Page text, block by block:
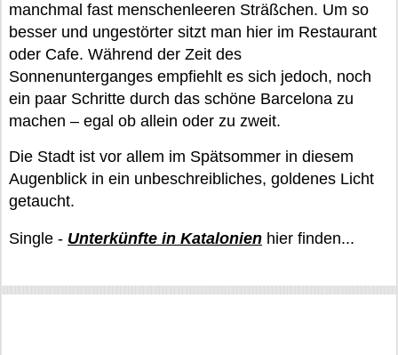
manchmal fast menschenleeren Sträßchen. Um so
besser und ungestörter sitzt man hier im Restaurant
oder Cafe. Während der Zeit des
Sonnenunterganges empfiehlt es sich jedoch, noch
ein paar Schritte durch das schöne Barcelona zu
machen – egal ob allein oder zu zweit.
Die Stadt ist vor allem im Spätsommer in diesem
Augenblick in ein unbeschreibliches, goldenes Licht
getaucht.
Single - Unterkünfte in Katalonien hier finden...